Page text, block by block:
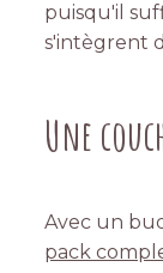
puisqu'il
s'intègrent
Une
Avec un
pack